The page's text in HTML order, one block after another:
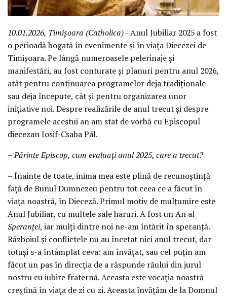
10.01.2026, Timișoara (Catholica)- Anul Jubiliar 2025 a fost
o perioadă bogată în evenimente și în viața Diecezei de
Timișoara. Pe lângă numeroasele pelerinaje și
manifestări, au fost conturate și planuri pentru anul 2026,
atât pentru continuarea programelor deja tradiționale
sau deja începute, cât și pentru organizarea unor
inițiative noi. Despre realizările de anul trecut și despre
programele acestui an am stat de vorbă cu Episcopul
diecezan Iosif-Csaba Pál.
– Părinte Episcop, cum evaluați anul 2025, care a trecut?
– Înainte de toate, inima mea este plină de recunoștință
față de Bunul Dumnezeu pentru tot ceea ce a făcut în
viața noastră, în Dieceză. Primul motiv de mulțumire este
Anul Jubiliar, cu multele sale haruri. A fost un An al
Speranței, iar mulți dintre noi ne-am întărit în speranță.
Războiul și conflictele nu au încetat nici anul trecut, dar
totuși s-a întâmplat ceva: am învățat, sau cel puțin am
făcut un pas în direcția de a răspunde răului din jurul
nostru cu iubire fraternă. Aceasta este vocația noastră
creștină în viața de zi cu zi. Aceasta învățăm de la Domnul